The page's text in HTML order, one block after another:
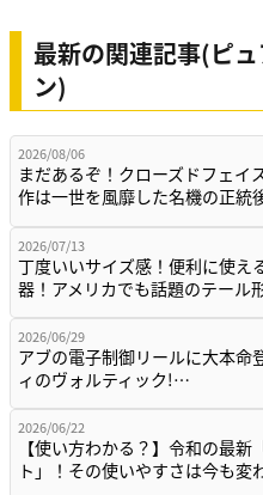
最新の関連記事(ピ
ン)
2026/08/06
まだあるぞ！クローズドフェイ
作は一世を風靡した名機の正統
2026/07/13
丁度いいサイズ感！便利に使え
器！アメリカでも話題のテール
2026/06/29
アブの電子制御リールに大本命
ィのヴォルティック!…
2026/06/22
【使い方わかる？】令和の最新
ト」！その使いやすさは今も